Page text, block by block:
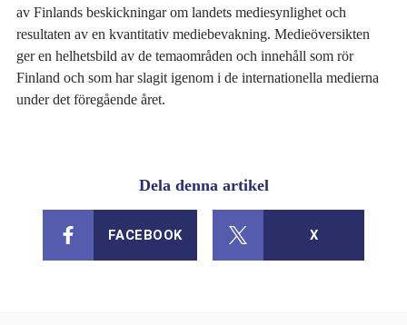
av Finlands beskickningar om landets mediesynlighet och
resultaten av en kvantitativ mediebevakning. Medieöversikten
ger en helhetsbild av de temaområden och innehåll som rör
Finland och som har slagit igenom i de internationella medierna
under det föregående året.
Dela denna artikel
FACEBOOK X